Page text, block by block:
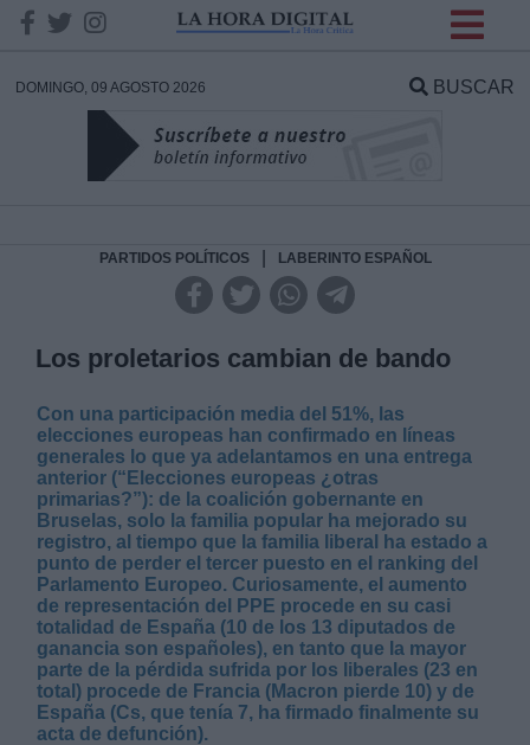
DOMINGO, 09 AGOSTO 2026 BUSCAR
PARTIDOS POLÍTICOS LABERINTO ESPAÑOL
Los proletarios cambian de bando
Con una participación media del 51%, las
elecciones europeas han confirmado en líneas
generales lo que ya adelantamos en una entrega
anterior (“Elecciones europeas ¿otras
primarias?”): de la coalición gobernante en
Bruselas, solo la familia popular ha mejorado su
registro, al tiempo que la familia liberal ha estado a
punto de perder el tercer puesto en el ranking del
Parlamento Europeo. Curiosamente, el aumento
de representación del PPE procede en su casi
totalidad de España (10 de los 13 diputados de
ganancia son españoles), en tanto que la mayor
parte de la pérdida sufrida por los liberales (23 en
total) procede de Francia (Macron pierde 10) y de
España (Cs, que tenía 7, ha firmado finalmente su
acta de defunción).
DATOS
Responsable:
Legitimación:
Destinatarios:
Derechos: